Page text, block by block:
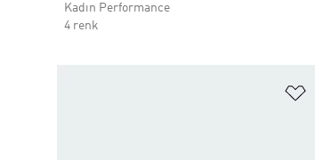
Kadın Performance
4 renk